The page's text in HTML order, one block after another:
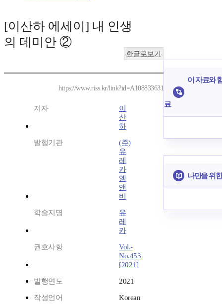
[이산하 에세이] 내 인생
의 데미안 ②
한글로보기
https://www.riss.kr/link?id=A108833631
저자
이
산
하
발행기관
(주)
유
레
카
엠
앤
비
학술지명
유
레
카
권호사항
Vol.-
No.453
[2021]
발행연도 2021
작성언어
Korean
이 자료와
료
나만을 위